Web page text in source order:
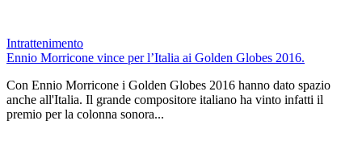
Intrattenimento
Ennio Morricone vince per l’Italia ai Golden Globes 2016.
Con Ennio Morricone i Golden Globes 2016 hanno dato spazio
anche all'Italia. Il grande compositore italiano ha vinto infatti il
premio per la colonna sonora...